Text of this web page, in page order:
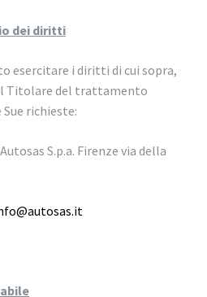
dei diritti
esercitare i diritti di cui sopra,
Titolare del trattamento
richieste:
S.p.a. Firenze via della